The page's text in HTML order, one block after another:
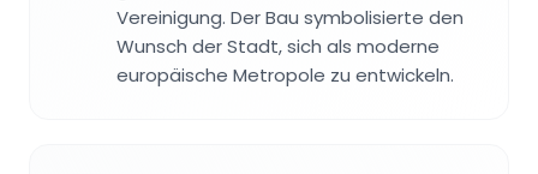
Vereinigung. Der Bau symbolisierte den
Wunsch der Stadt, sich als moderne
europäische Metropole zu entwickeln.